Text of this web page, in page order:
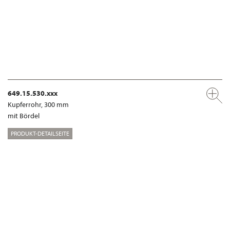
649.15.530.xxx
Kupferrohr, 300 mm
mit Bördel
PRODUKT-DETAILSEITE